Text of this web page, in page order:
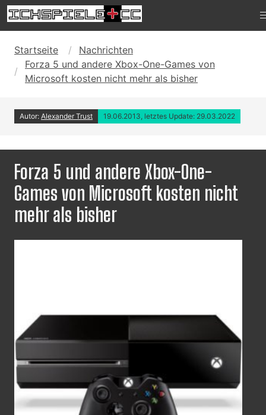
Startseite
Nachrichten
Forza 5 und andere Xbox-One-Games von
Microsoft kosten nicht mehr als bisher
Autor: Alexander Trust 19.06.2013, letztes Update: 29.03.2022
Forza 5 und andere Xbox-One-
Games von Microsoft kosten nicht
mehr als bisher